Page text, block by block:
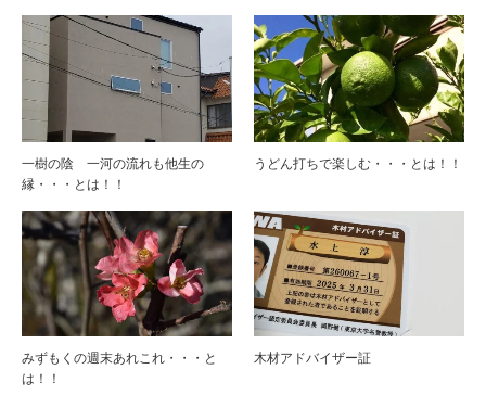
一樹の陰 一河の流れも他生の
縁・・・とは！！
うどん打ちで楽しむ・・・とは！！
みずもくの週末あれこれ・・・と
は！！
木材アドバイザー証